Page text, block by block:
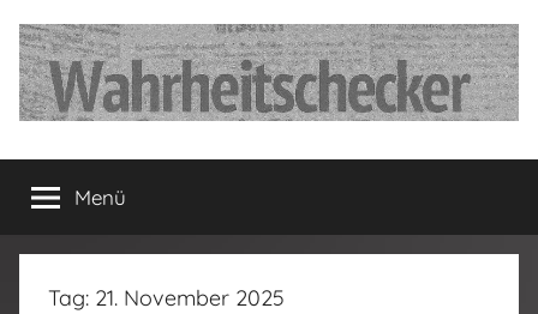
Inhalt
springen
…
Deutschland
hat
Menü
Tag: 21. November 2025